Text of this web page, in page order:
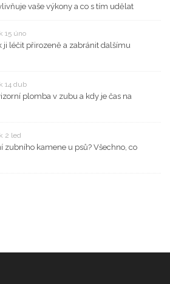
vaše výkony a co s tím udělat
15 úno
ji léčit přirozeně a zabránit dalšímu
14 dub
plomba v zubu a kdy je čas na
2 led
zubního kamene u psů? Všechno, co